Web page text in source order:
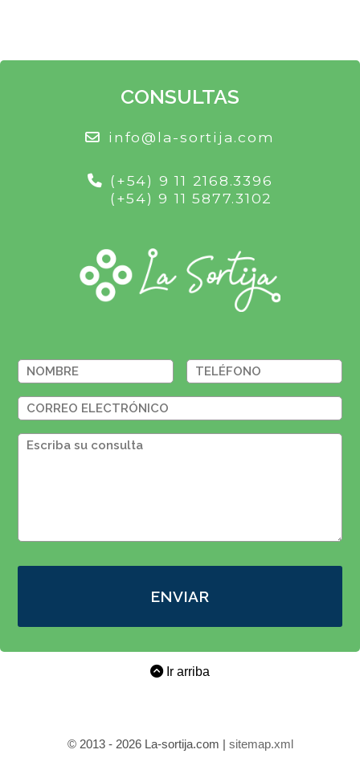
CONSULTAS
info@la-sortija.com
(+54) 9 11 2168.3396
(+54) 9 11 5877.3102
ENVIAR
Ir arriba
© 2013 - 2026 La-sortija.com | sitemap.xml